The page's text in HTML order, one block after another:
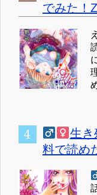
でみた！
生き
料で読め